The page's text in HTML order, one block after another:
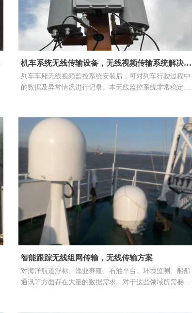
机车系统无线传输设备，无线视频传输系统解决方
案
列车车厢无线视频监控系统安装后，可对列车行驶过程中
的数据及异常情况进行记录。本无线监控系统非常稳定，
辆列车上安装，深受广大客户的肯定。
智能跟踪无线组网传输，无线传输方案
对海洋航道浮标、渔业养殖、石油平台、环境监测、船舶
通讯等方面存在大量的数据需求。对于这些领域所需要的